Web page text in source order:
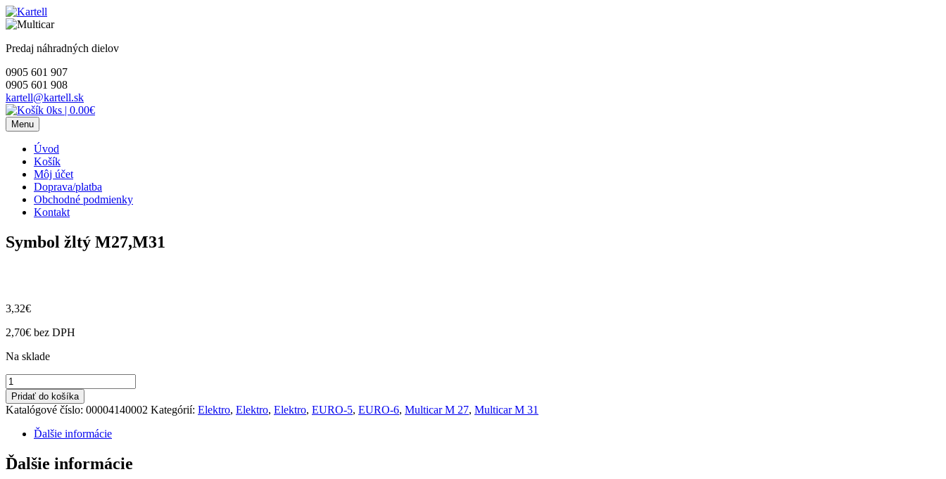
Skip
to
Predaj náhradných dielov
0905 601 907
0905 601 908
kartell@kartell.sk
0ks | 0.00€
Menu
Úvod
Košík
Môj účet
Doprava/platba
Obchodné podmienky
Kontakt
Symbol žltý M27,M31
3,32€
2,70€ bez DPH
Na sklade
množstvo
Symbol
žltý
M27,M31
Pridať do košíka
Katalógové číslo: 00004140002 Kategórií: Elektro, Elektro, Elektro, EURO-5, EURO-6, Multicar M 27, Multicar M 31
Ďalšie informácie
Ďalšie informácie